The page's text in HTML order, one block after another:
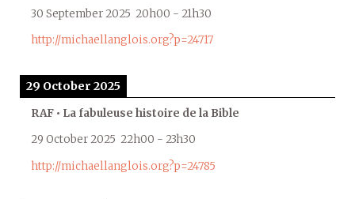
30 September 2025 20h00 - 21h30
http://michaellanglois.org?p=24717
29 October 2025
RAF • La fabuleuse histoire de la Bible
29 October 2025 22h00 - 23h30
http://michaellanglois.org?p=24785